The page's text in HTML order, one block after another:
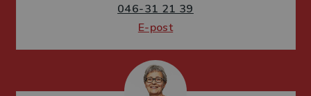
046-31 21 39
E-post